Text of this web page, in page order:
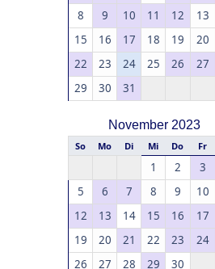
8
9 10 11 12 13
15
16 17 18 19 20
22
23 24 25 26 27
29
30 31
November 2023
So Mo Di Mi Do Fr
1 2 3
5
6 7 8 9 10
12
13 14 15 16 17
19
20 21 22 23 24
26
27 28 29 30